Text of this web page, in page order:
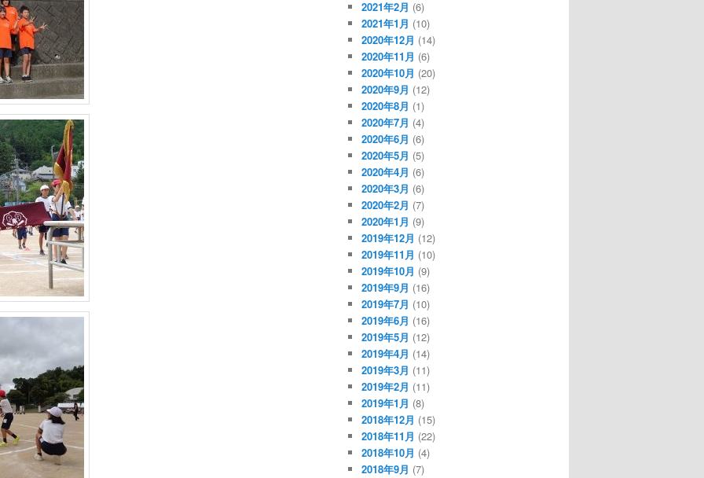
2021年2月 (6)
2021年1月 (10)
2020年12月 (14)
2020年11月 (6)
2020年10月 (20)
2020年9月 (12)
2020年8月 (1)
2020年7月 (4)
2020年6月 (6)
2020年5月 (5)
2020年4月 (6)
2020年3月 (6)
2020年2月 (7)
2020年1月 (9)
2019年12月 (12)
2019年11月 (10)
2019年10月 (9)
2019年9月 (16)
2019年7月 (10)
2019年6月 (16)
2019年5月 (12)
2019年4月 (14)
2019年3月 (11)
2019年2月 (11)
2019年1月 (8)
2018年12月 (15)
2018年11月 (22)
2018年10月 (4)
2018年9月 (7)